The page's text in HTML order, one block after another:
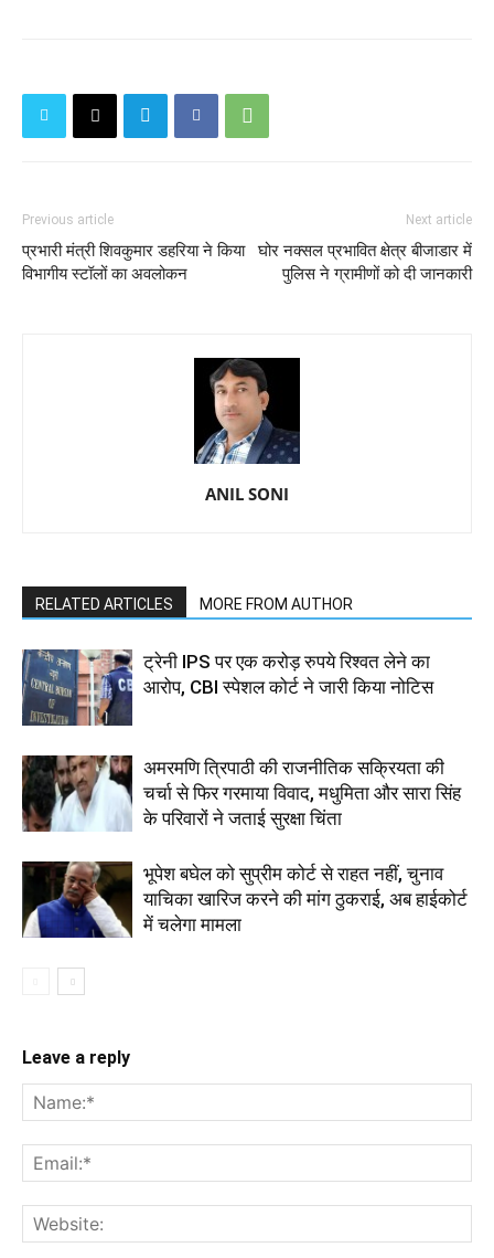
Previous article
प्रभारी मंत्री शिवकुमार डहरिया ने किया
विभागीय स्टॉलों का अवलोकन
Next article
घोर नक्सल प्रभावित क्षेत्र बीजाडार में
पुलिस ने ग्रामीणों को दी जानकारी
ANIL SONI
RELATED ARTICLES MORE FROM AUTHOR
ट्रेनी IPS पर एक करोड़ रुपये रिश्वत लेने का
आरोप, CBI स्पेशल कोर्ट ने जारी किया नोटिस
अमरमणि त्रिपाठी की राजनीतिक सक्रियता की
चर्चा से फिर गरमाया विवाद, मधुमिता और सारा सिंह
के परिवारों ने जताई सुरक्षा चिंता
भूपेश बघेल को सुप्रीम कोर्ट से राहत नहीं, चुनाव
याचिका खारिज करने की मांग ठुकराई, अब हाईकोर्ट
में चलेगा मामला
Leave a reply